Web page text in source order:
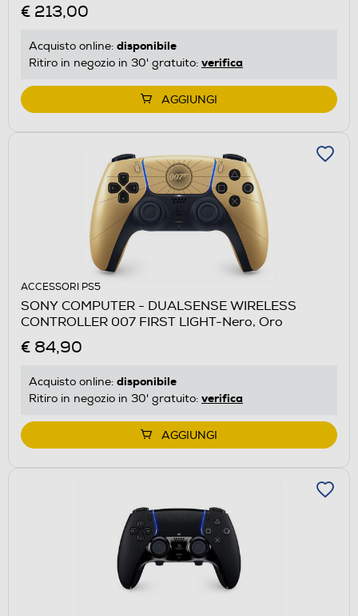
€ 213,00
Acquisto online: disponibile
Ritiro in negozio in 30' gratuito: verifica
AGGIUNGI
ACCESSORI PS5
SONY COMPUTER - DUALSENSE WIRELESS
CONTROLLER 007 FIRST LIGHT-Nero, Oro
€ 84,90
Acquisto online: disponibile
Ritiro in negozio in 30' gratuito: verifica
AGGIUNGI